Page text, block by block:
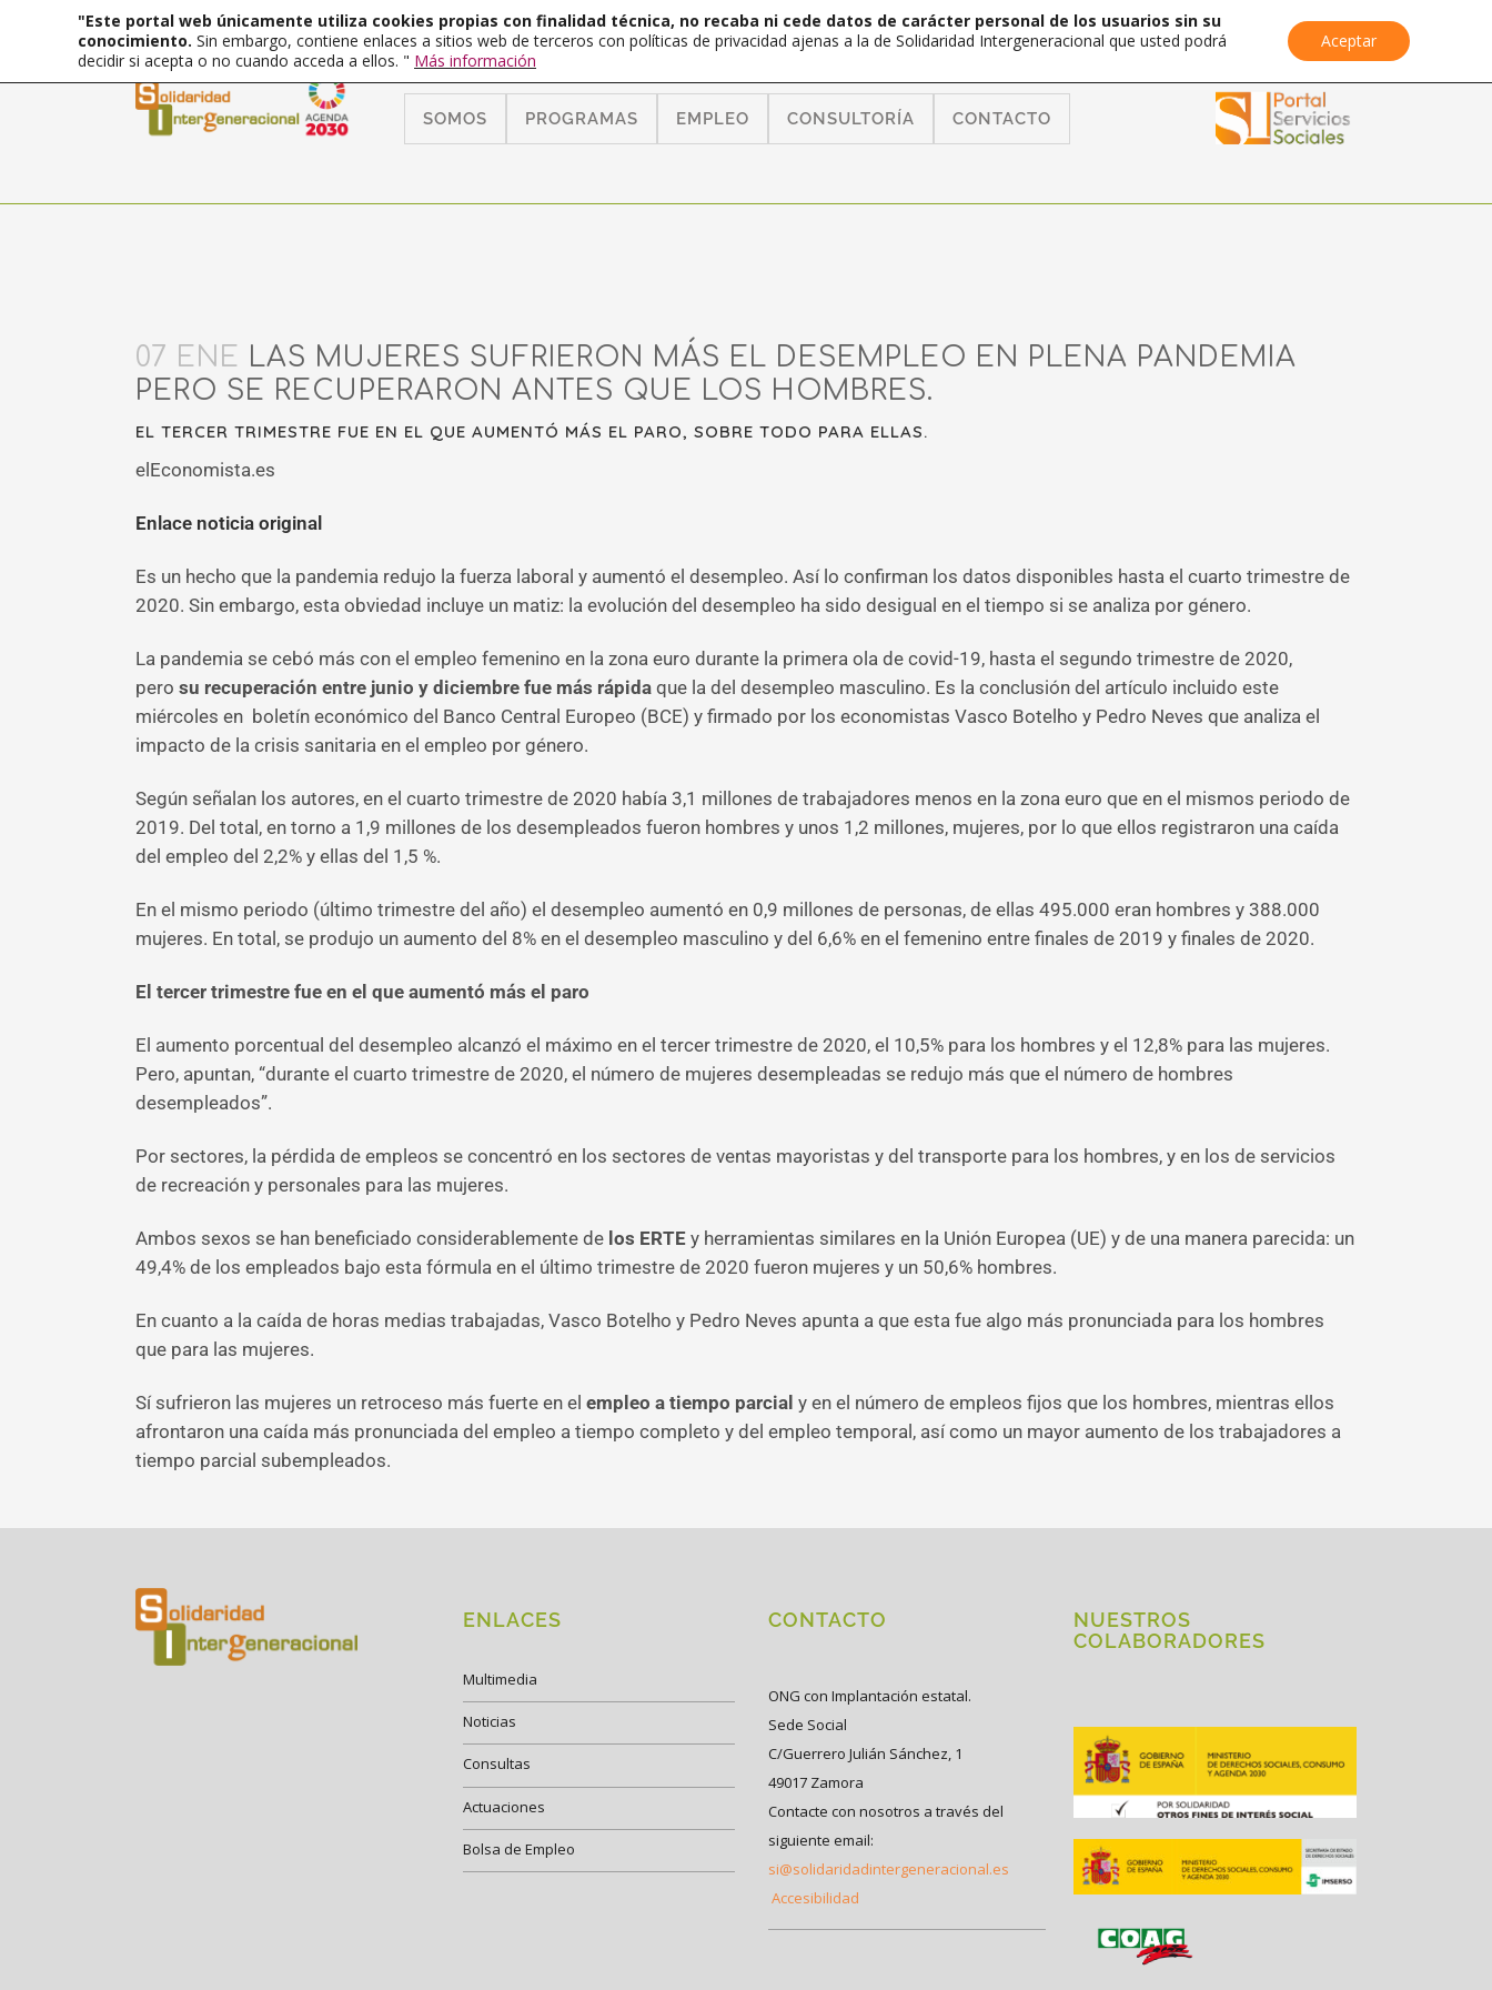
SOMOS PROGRAMAS EMPLEO CONSULTORÍA CONTACTO
07 ENE LAS MUJERES SUFRIERON MÁS EL DESEMPLEO EN PLENA PANDEMIA
PERO SE RECUPERARON ANTES QUE LOS HOMBRES.
EL TERCER TRIMESTRE FUE EN EL QUE AUMENTÓ MÁS EL PARO, SOBRE TODO PARA ELLAS.
elEconomista.es
Enlace noticia original
Es un hecho que la pandemia redujo la fuerza laboral y aumentó el desempleo. Así lo confirman los datos disponibles hasta el cuarto trimestre de
2020. Sin embargo, esta obviedad incluye un matiz: la evolución del desempleo ha sido desigual en el tiempo si se analiza por género.
La pandemia se cebó más con el empleo femenino en la zona euro durante la primera ola de covid-19, hasta el segundo trimestre de 2020,
pero su recuperación entre junio y diciembre fue más rápida que la del desempleo masculino. Es la conclusión del artículo incluido este
miércoles en boletín económico del Banco Central Europeo (BCE) y firmado por los economistas Vasco Botelho y Pedro Neves que analiza el
impacto de la crisis sanitaria en el empleo por género.
Según señalan los autores, en el cuarto trimestre de 2020 había 3,1 millones de trabajadores menos en la zona euro que en el mismos periodo de
2019. Del total, en torno a 1,9 millones de los desempleados fueron hombres y unos 1,2 millones, mujeres, por lo que ellos registraron una caída
del empleo del 2,2% y ellas del 1,5 %.
En el mismo periodo (último trimestre del año) el desempleo aumentó en 0,9 millones de personas, de ellas 495.000 eran hombres y 388.000
mujeres. En total, se produjo un aumento del 8% en el desempleo masculino y del 6,6% en el femenino entre finales de 2019 y finales de 2020.
El tercer trimestre fue en el que aumentó más el paro
El aumento porcentual del desempleo alcanzó el máximo en el tercer trimestre de 2020, el 10,5% para los hombres y el 12,8% para las mujeres.
Pero, apuntan, “durante el cuarto trimestre de 2020, el número de mujeres desempleadas se redujo más que el número de hombres
desempleados”.
Por sectores, la pérdida de empleos se concentró en los sectores de ventas mayoristas y del transporte para los hombres, y en los de servicios
de recreación y personales para las mujeres.
Ambos sexos se han beneficiado considerablemente de los ERTE y herramientas similares en la Unión Europea (UE) y de una manera parecida: un
49,4% de los empleados bajo esta fórmula en el último trimestre de 2020 fueron mujeres y un 50,6% hombres.
En cuanto a la caída de horas medias trabajadas, Vasco Botelho y Pedro Neves apunta a que esta fue algo más pronunciada para los hombres
que para las mujeres.
Sí sufrieron las mujeres un retroceso más fuerte en el empleo a tiempo parcial y en el número de empleos fijos que los hombres, mientras ellos
afrontaron una caída más pronunciada del empleo a tiempo completo y del empleo temporal, así como un mayor aumento de los trabajadores a
tiempo parcial subempleados.
ENLACES
Multimedia
Noticias
Consultas
Actuaciones
Bolsa de Empleo
CONTACTO
ONG con Implantación estatal.
Sede Social
C/Guerrero Julián Sánchez, 1
49017 Zamora
Contacte con nosotros a través del
siguiente email:
si@solidaridadintergeneracional.es
Accesibilidad
NUESTROS
COLABORADORES
"Este portal web únicamente utiliza cookies propias con finalidad técnica, no recaba ni cede datos de carácter personal de los usuarios sin su
conocimiento. Sin embargo, contiene enlaces a sitios web de terceros con políticas de privacidad ajenas a la de Solidaridad Intergeneracional que usted podrá
decidir si acepta o no cuando acceda a ellos. " Más información
Aceptar